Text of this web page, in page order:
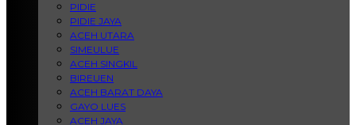
PIDIE
PIDIE JAYA
ACEH UTARA
SIMEULUE
ACEH SINGKIL
BIREUEN
ACEH BARAT DAYA
GAYO LUES
ACEH JAYA